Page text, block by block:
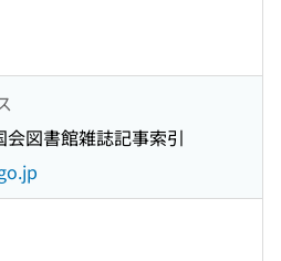
図書館雑誌記事索引